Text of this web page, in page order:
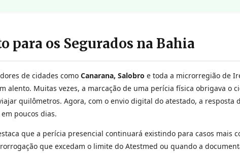
para os Segurados na Bahia
de cidades como Canarana, Salobro e toda a microrregião de
alento. Muitas vezes, a marcação de uma perícia física obrigava o
quilômetros. Agora, com o envio digital do atestado, a resposta
poucos dias.
que a perícia presencial continuará existindo para casos mais
que excedam o limite do Atestmed ou quando a